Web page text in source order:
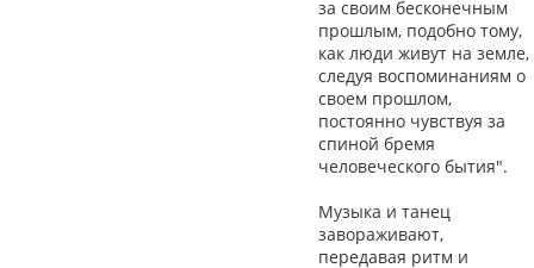
за своим бесконечным
прошлым, подобно тому,
как люди живут на земле,
следуя воспоминаниям о
своем прошлом,
постоянно чувствуя за
спиной бремя
человеческого бытия".
Музыка и танец
завораживают,
передавая ритм и